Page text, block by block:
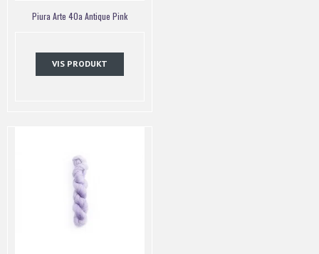
Piura Arte 40a Antique Pink
VIS PRODUKT